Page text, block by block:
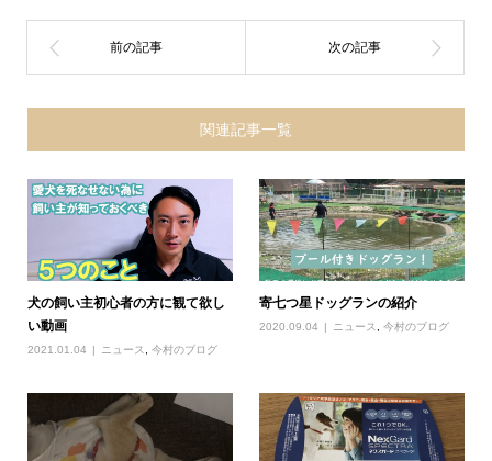
関連記事一覧
犬の飼い主初心者の方に観て欲し
い動画
2021.01.04 ニュース 今村のブログ
寄七つ星ドッグランの紹介
2020.09.04 ニュース ,今村のブログ